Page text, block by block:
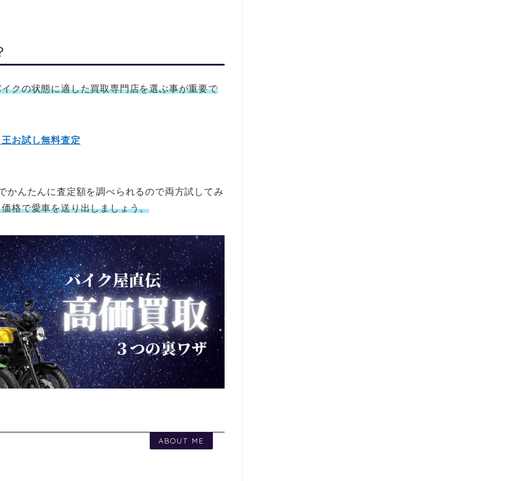
イクの状態に適した買取専門店を選ぶ事が重要で
お試し無料査定
かんたんに査定額を調べられるので両方試してみ
格で愛車を送り出しましょう。
ABOUT ME